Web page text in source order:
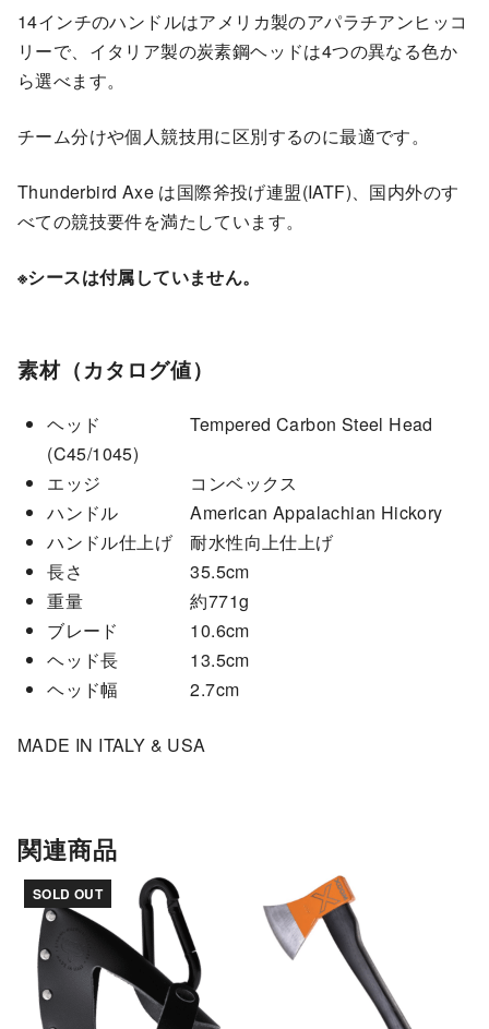
o
w
i
g
x
e
l
k
14インチのハンドルはアメリカ製のアパラチアンヒッコ
リーで、イタリア製の炭素鋼ヘッドは4つの異なる色か
ら選べます。
チーム分けや個人競技用に区別するのに最適です。
Thunderbird Axe は国際斧投げ連盟(IATF)、国内外のす
べての競技要件を満たしています。
※シースは付属していません。
素材（カタログ値）
ヘッド Tempered Carbon Steel Head
(C45/1045)
エッジ コンベックス
ハンドル American Appalachian Hickory
ハンドル仕上げ 耐水性向上仕上げ
長さ 35.5cm
重量 約771g
ブレード 10.6cm
ヘッド長 13.5cm
ヘッド幅 2.7cm
MADE IN ITALY & USA
関連商品
SOLD OUT